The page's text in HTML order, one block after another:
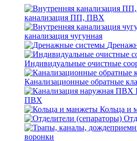
канализация ПП, ПВХ
канализация чугунная
Индивидуальные очистные
Канализационные обратные
ПВХ
Кольца и